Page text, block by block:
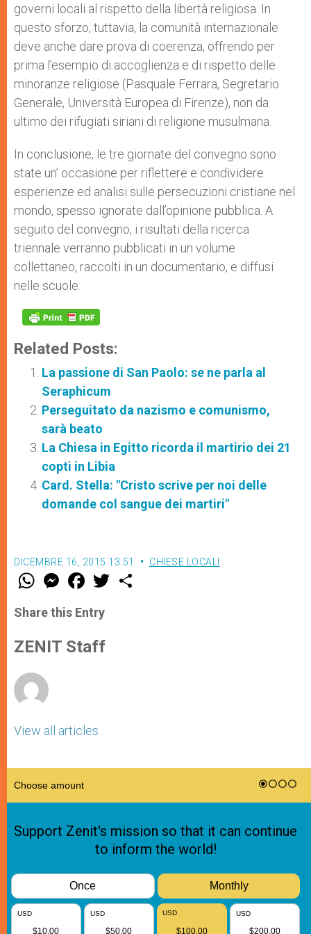
governi locali al rispetto della libertà religiosa. In
questo sforzo, tuttavia, la comunità internazionale
deve anche dare prova di coerenza, offrendo per
prima l’esempio di accoglienza e di rispetto delle
minoranze religiose (Pasquale Ferrara, Segretario
Generale, Università Europea di Firenze), non da
ultimo dei rifugiati siriani di religione musulmana.
In conclusione, le tre giornate del convegno sono
state un’ occasione per riflettere e condividere
esperienze ed analisi sulle persecuzioni cristiane nel
mondo, spesso ignorate dall’opinione pubblica. A
seguito del convegno, i risultati della ricerca
triennale verranno pubblicati in un volume
collettaneo, raccolti in un documentario, e diffusi
nelle scuole.
Related Posts:
La passione di San Paolo: se ne parla al
Seraphicum
Perseguitato da nazismo e comunismo,
sarà beato
La Chiesa in Egitto ricorda il martirio dei 21
copti in Libia
Card. Stella: "Cristo scrive per noi delle
domande col sangue dei martiri"
DICEMBRE 16, 2015 13:51 CHIESE LOCALI
W
t
s
p
p
M
e
s
e
g
e
F
a
e
b
o
k
w
Share this Entry
ZENIT Staff
View all articles